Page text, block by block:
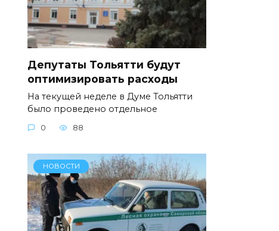
Депутаты Тольятти будут
оптимизировать расходы
На текущей неделе в Думе Тольятти
было проведено отдельное
0 88
НОВОСТИ